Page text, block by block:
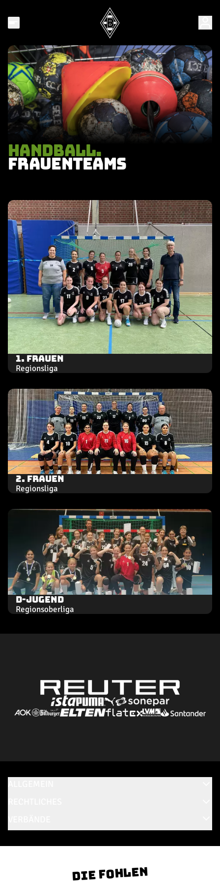
HANDBALL.
FRAUENTEAMS
1. Frauen
Regionsliga
2. Frauen
Regionsliga
D-Jugend
Regionsoberliga
Die Fohlen